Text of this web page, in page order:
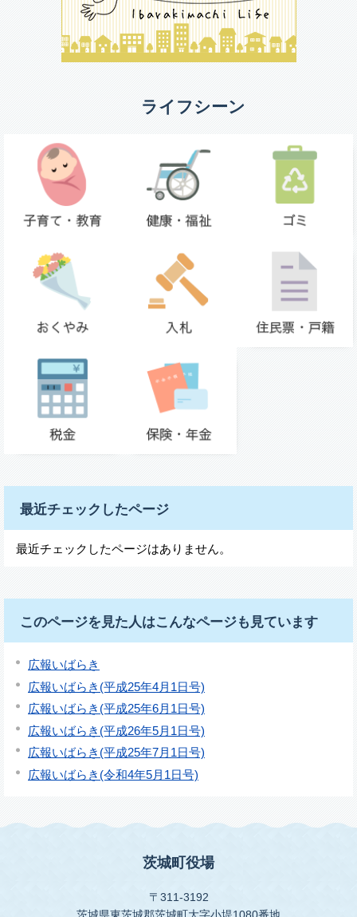
ライフシーン
最近チェックしたページ
最近チェックしたページはありません。
このページを見た人はこんなページも見ています
広報いばらき
広報いばらき(平成25年4月1日号)
広報いばらき(平成25年6月1日号)
広報いばらき(平成26年5月1日号)
広報いばらき(平成25年7月1日号)
広報いばらき(令和4年5月1日号)
茨城町役場
〒311-3192